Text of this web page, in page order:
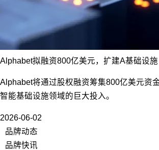
Alphabet拟融资800亿美元，扩建A基础设施
Alphabet将通过股权融资筹集800亿美元资
智能基础设施领域的巨大投入。
2026-06-02
品牌动态
品牌快讯